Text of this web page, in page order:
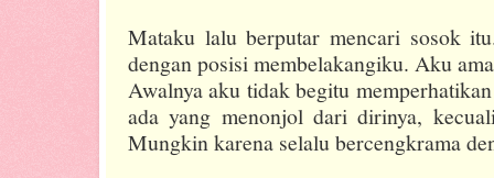
Mataku lalu berputar mencari sosok
dengan posisi membelakangiku. Aku
Awalnya aku tidak begitu
ada yang menonjol dari dirinya,
Mungkin karena selalu bercengkrama